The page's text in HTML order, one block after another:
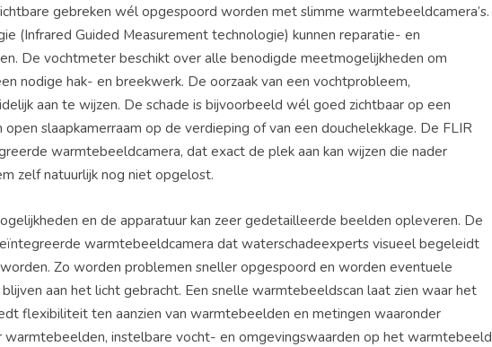
gebreken wél opgespoord worden met slimme warmtebeeldcamera’s.
(Infrared Guided Measurement technologie) kunnen reparatie- en
De vochtmeter beschikt over alle benodigde meetmogelijkheden om
nodige hak- en breekwerk. De oorzaak van een vochtprobleem,
aan te wijzen. De schade is bijvoorbeeld wél goed zichtbaar op een
slaapkamerraam op de verdieping of van een douchelekkage. De FLIR
warmtebeeldcamera, dat exact de plek aan kan wijzen die nader
zelf natuurlijk nog niet opgelost.
en de apparatuur kan zeer gedetailleerde beelden opleveren. De
warmtebeeldcamera dat waterschadeexperts visueel begeleidt
Zo worden problemen sneller opgespoord en worden eventuele
aan het licht gebracht. Een snelle warmtebeeldscan laat zien waar het
flexibiliteit ten aanzien van warmtebeelden en metingen waaronder
instelbare vocht- en omgevingswaarden op het warmtebeeld